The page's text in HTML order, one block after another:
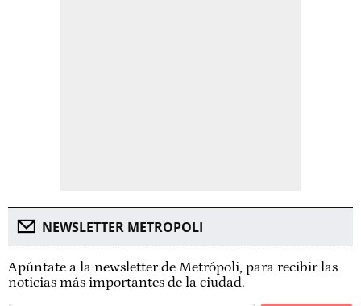
NEWSLETTER METROPOLI
Apúntate a la newsletter de Metrópoli, para recibir las
noticias más importantes de la ciudad.